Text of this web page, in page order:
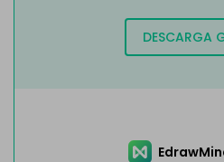
DESCARGA